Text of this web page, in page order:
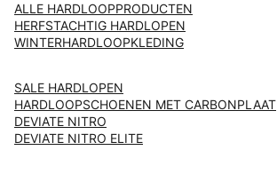
ALLE HARDLOOPPRODUCTEN
HERFSTACHTIG HARDLOPEN
WINTERHARDLOOPKLEDING
SALE HARDLOPEN
HARDLOOPSCHOENEN MET CARBONPLAAT
DEVIATE NITRO
DEVIATE NITRO ELITE